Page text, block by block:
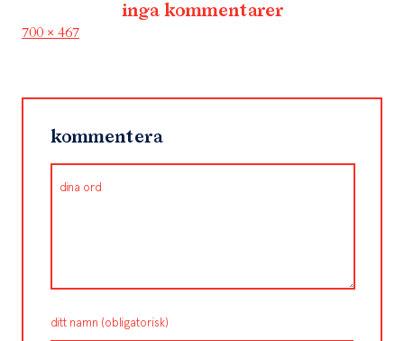
inga kommentarer
Full
700 × 467
kommentera